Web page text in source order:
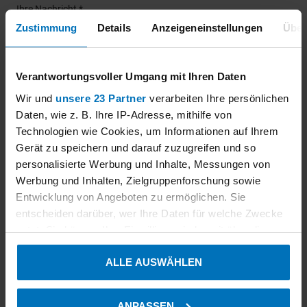
Zustimmung Details Anzeigeneinstellungen
Verantwortungsvoller Umgang mit Ihren Daten
Wir und unsere 23 Partner verarbeiten Ihre persönlichen
Daten, wie z. B. Ihre IP-Adresse, mithilfe von
Technologien wie Cookies, um Informationen auf Ihrem
Gerät zu speichern und darauf zuzugreifen und so
personalisierte Werbung und Inhalte, Messungen von
Werbung und Inhalten, Zielgruppenforschung sowie
Entwicklung von Angeboten zu ermöglichen. Sie
entscheiden darüber, wer Ihre Daten für welche Zwecke
nutzt. Sie können Ihre Einwilligung jederzeit über die
Cookie-Erklärung oder durch Klicken auf das Privacy
Trigger Symbol ändern oder widerrufen
ALLE AUSWÄHLEN
Ihre Nachricht *
Upload
HOCHLADEN